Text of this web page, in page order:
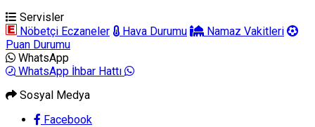
Servisler
Nöbetçi Eczaneler
Hava Durumu
Namaz Vakitleri
Puan Durumu
WhatsApp
WhatsApp İhbar Hattı
Sosyal Medya
Facebook